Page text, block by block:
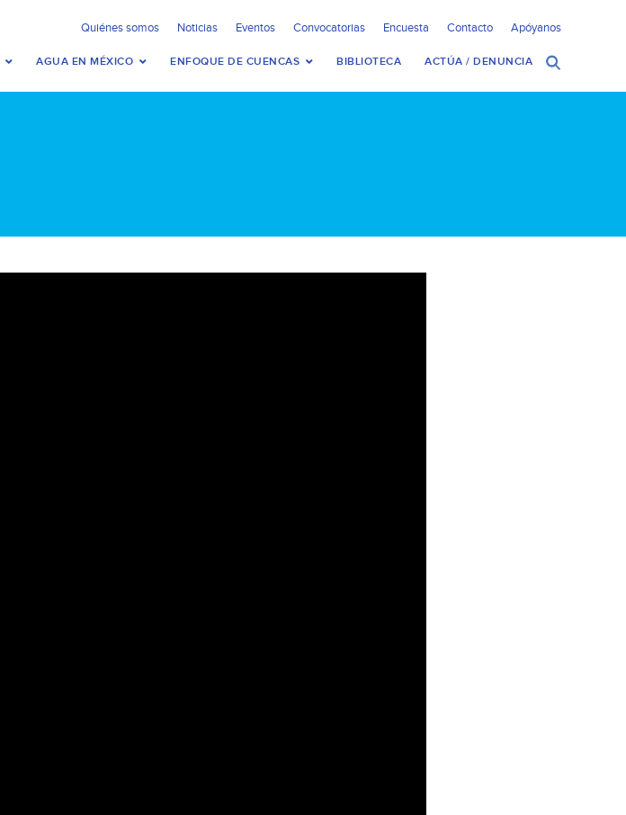
Quiénes somos Noticias Eventos Convocatorias Encuesta Contacto Apóyanos
AGUA EN MÉXICO ENFOQUE DE CUENCAS BIBLIOTECA ACTÚA / DENUNCIA